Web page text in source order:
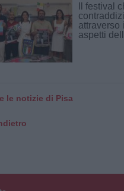
Il festival
attraverso
aspetti
le notizie di Pisa